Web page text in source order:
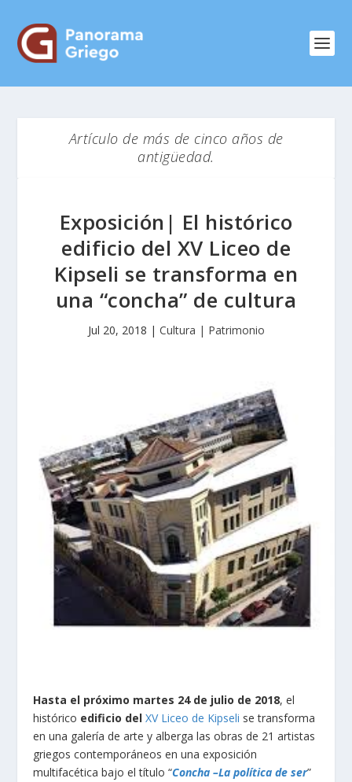
Artículo de más de cinco años de
antigüedad.
Exposición| El histórico
edificio del XV Liceo de
Kipseli se transforma en
una “concha” de cultura
Jul 20, 2018 | Cultura | Patrimonio
Hasta el próximo martes 24 de julio de 2018, el
histórico edificio del XV Liceo de Kipseli se transforma
en una galería de arte y alberga las obras de 21 artistas
griegos contemporáneos en una exposición
multifacética bajo el título “Concha –La política de ser”